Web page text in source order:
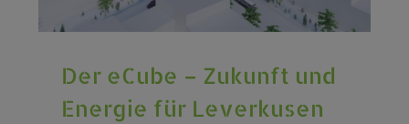
Der eCube – Zukunft und
Energie für Leverkusen